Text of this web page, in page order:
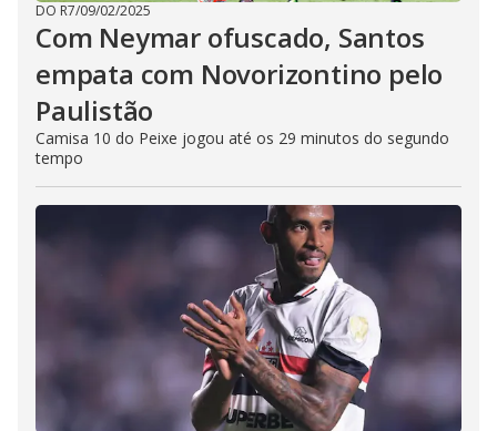
DO R7/09/02/2025
Com Neymar ofuscado, Santos
empata com Novorizontino pelo
Paulistão
Camisa 10 do Peixe jogou até os 29 minutos do segundo
tempo